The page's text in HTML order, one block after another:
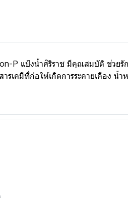
P แป้งน้ำศิริราช มีคุณสมบัติ ช่วยรั
เคมีที่ก่อให้เกิดการระคายเคือง น้